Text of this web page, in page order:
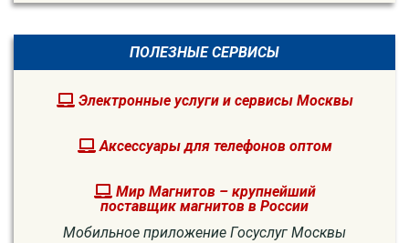
ПОЛЕЗНЫЕ СЕРВИСЫ
Электронные услуги и сервисы Москвы
Аксессуары для телефонов оптом
Мир Магнитов – крупнейший
поставщик магнитов в России
Мобильное приложение Госуслуг Москвы